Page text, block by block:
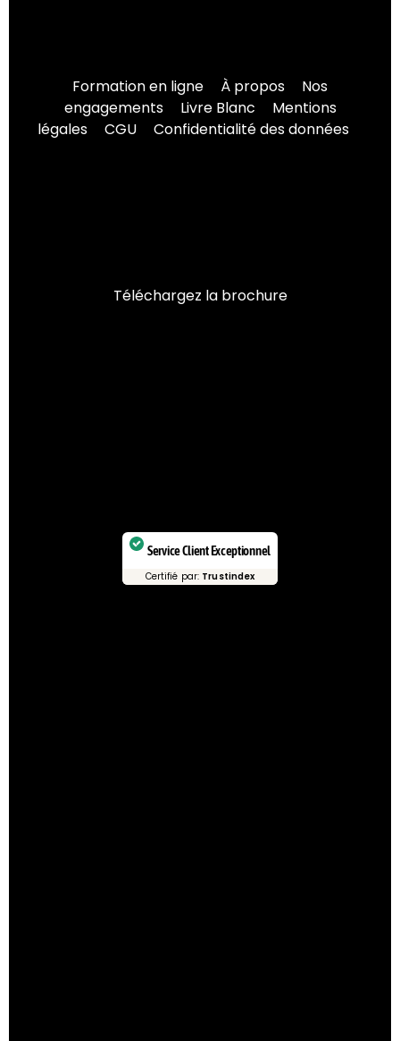
Formation en ligne À propos
Nos
engagements
Livre Blanc
Mentions
légales
CGU Confidentialité des données
Téléchargez la brochure
Service Client Exceptionnel
Certifié par: Trustindex